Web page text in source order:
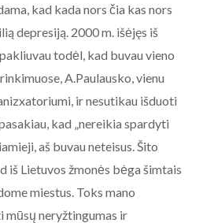
kad kada nors čia kas nors
depresiją. 2000 m. išėjęs iš
todėl, kad buvau vieno
A.Paulausko, vienu
ir nesutikau išduoti
kad „nereikia spardyti
aš buvau neteisus. Šito
iš Lietuvos žmonės bėga šimtais
miestus. Toks mano
mūsų neryžtingumas ir